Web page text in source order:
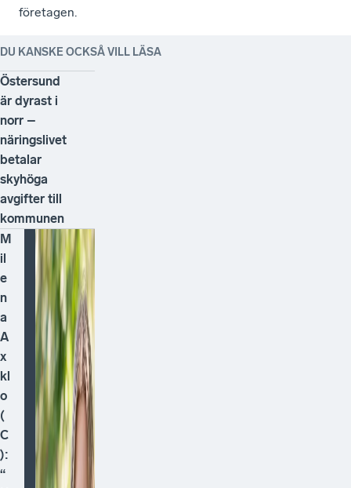
företagen.
DU KANSKE OCKSÅ VILL LÄSA
Östersund
är dyrast i
norr –
näringslivet
betalar
skyhöga
avgifter till
kommunen
M
il
e
n
a
A
x
kl
o
(
C
):
“